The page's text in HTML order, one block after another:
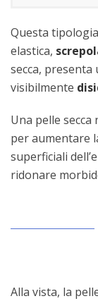
Questa
elastica,
secca,
visibilmente
Una pelle
per aumentare
superficiali
ridonare
Alla vista, la